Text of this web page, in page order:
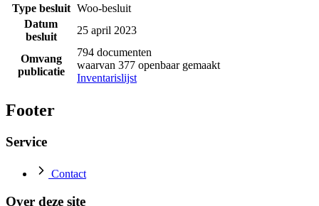
Type besluit Woo-besluit
Datum
besluit
25 april 2023
Omvang
publicatie
794 documenten
waarvan 377 openbaar gemaakt
Inventarislijst
Footer
Service
Contact
Over deze site